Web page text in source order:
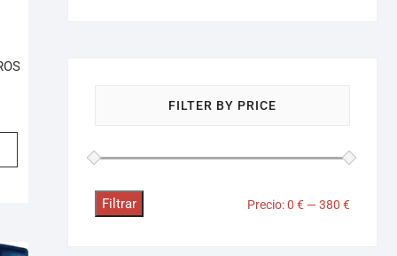
FILTER BY PRICE
Filtrar Precio:0 € —380 €